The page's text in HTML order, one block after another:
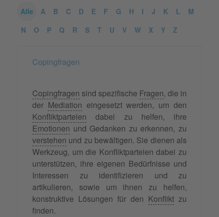
Alle A B C D E F G H I J K L
M
N
O P Q R S T U V W X Y Z
Copingfragen
Copingfragen sind spezifische Fragen, die in
der Mediation eingesetzt werden, um den
Konfliktparteien dabei zu helfen, ihre
Emotionen und Gedanken zu erkennen, zu
verstehen und zu bewältigen. Sie dienen als
Werkzeug, um die Konfliktparteien dabei zu
unterstützen, ihre eigenen Bedürfnisse und
Interessen zu identifizieren und zu
artikulieren, sowie um ihnen zu helfen,
konstruktive Lösungen für den Konflikt zu
finden.